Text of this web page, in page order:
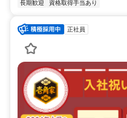
長期歓迎
資格取得手当あり
正社員